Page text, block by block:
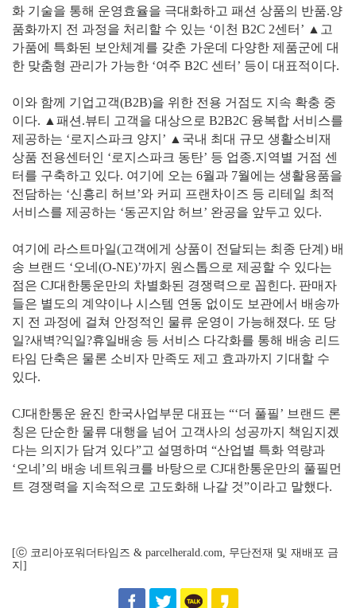
화 기술을 통해 운영효율을 극대화하고 패션 상품의 반품.양
품화까지 전 과정을 처리할 수 있는 ‘이천 B2C 2센터’ ▲고
가품에 특화된 보안체계를 갖춘 가운데 다양한 제품군에 대
한 맞춤형 관리가 가능한 ‘여주 B2C 센터’ 등이 대표적이다.
이와 함께 기업고객(B2B)을 위한 전용 거점도 지속 확충 중
이다. ▲패션.뷰티 고객을 대상으로 B2B2C 융복합 서비스를
제공하는 ‘로지스파크 양지’ ▲국내 최대 규모 생활소비재
상품 전용센터인 ‘로지스파크 동탄’ 등 업종.지역별 거점 센
터를 구축하고 있다. 여기에 오는 6월과 7월에는 생활용품을
전담하는 ‘신흥리 허브’와 커피 프랜차이즈 등 리테일 최적
서비스를 제공하는 ‘동곤지암 허브’ 완공을 앞두고 있다.
여기에 라스트마일(고객에게 상품이 전달되는 최종 단계) 배
송 브랜드 ‘오네(O-NE)’까지 원스톱으로 제공할 수 있다는
점은 CJ대한통운만의 차별화된 경쟁력으로 꼽힌다. 판매자
들은 별도의 계약이나 시스템 연동 없이도 보관에서 배송까
지 전 과정에 걸쳐 안정적인 물류 운영이 가능해졌다. 또 당
일?새벽?익일?휴일배송 등 서비스 다각화를 통해 배송 리드
타임 단축은 물론 소비자 만족도 제고 효과까지 기대할 수
있다.
CJ대한통운 윤진 한국사업부문 대표는 “‘더 풀필’ 브랜드 론
칭은 단순한 물류 대행을 넘어 고객사의 성공까지 책임지겠
다는 의지가 담겨 있다”고 설명하며 “산업별 특화 역량과
‘오네’의 배송 네트워크를 바탕으로 CJ대한통운만의 풀필먼
트 경쟁력을 지속적으로 고도화해 나갈 것”이라고 말했다.
[ⓒ 코리아포워더타임즈 & parcelherald.com, 무단전재 및 재배포 금
지]